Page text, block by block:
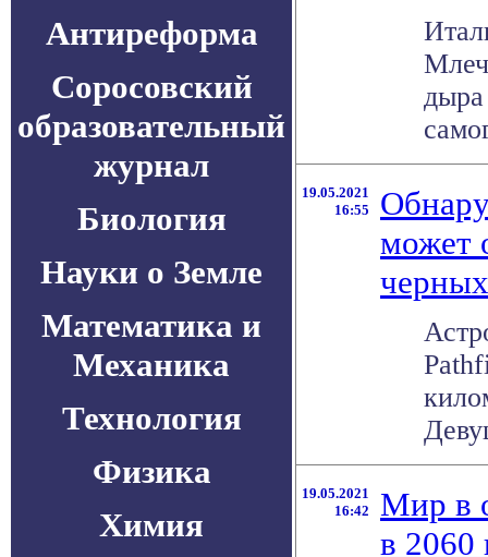
Антиреформа
Соросовский
образовательный
журнал
Биология
Науки о Земле
Математика и
Механика
Технология
Физика
Химия
дыра
19.05.2021
16:55
может
19.05.2021
16:42
Мир в
в 2060